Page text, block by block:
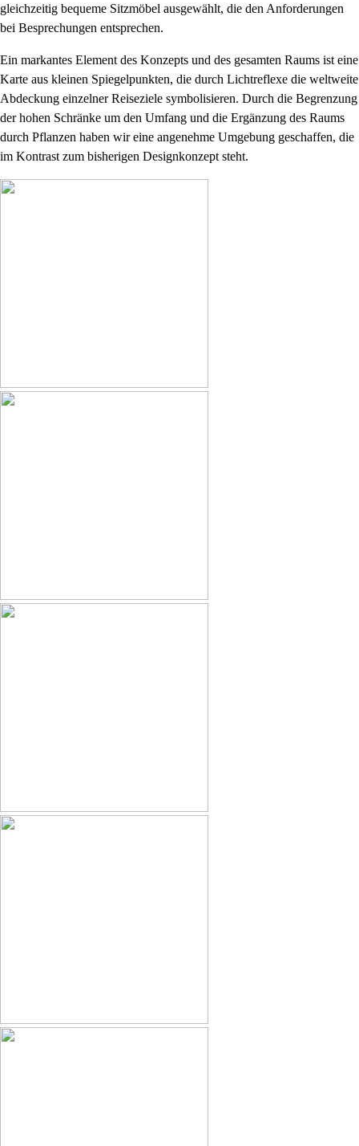
gleichzeitig bequeme Sitzmöbel ausgewählt, die den Anforderungen
bei Besprechungen entsprechen.
Ein markantes Element des Konzepts und des gesamten Raums ist eine
Karte aus kleinen Spiegelpunkten, die durch Lichtreflexe die weltweite
Abdeckung einzelner Reiseziele symbolisieren. Durch die Begrenzung
der hohen Schränke um den Umfang und die Ergänzung des Raums
durch Pflanzen haben wir eine angenehme Umgebung geschaffen, die
im Kontrast zum bisherigen Designkonzept steht.